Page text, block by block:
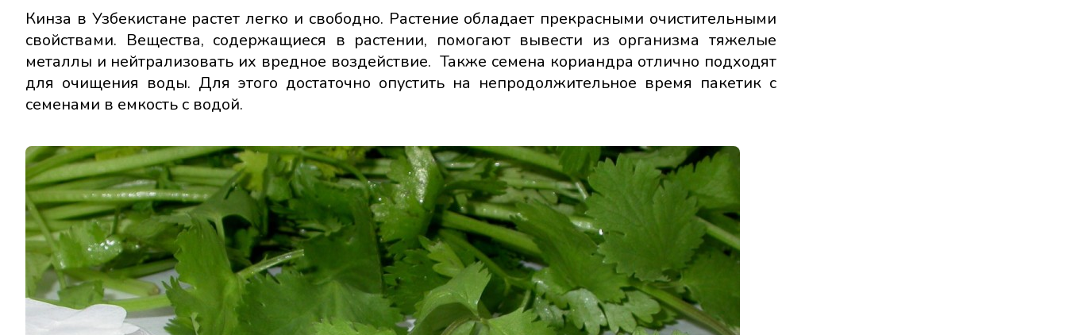
Кинза в Узбекистане растет легко и свободно. Растение обладает прекрасными очистительными
свойствами. Вещества, содержащиеся в растении, помогают вывести из организма тяжелые
металлы и нейтрализовать их вредное воздействие. Также семена кориандра отлично подходят
для очищения воды. Для этого достаточно опустить на непродолжительное время пакетик с
семенами в емкость с водой.